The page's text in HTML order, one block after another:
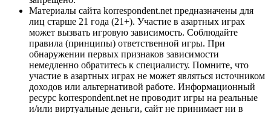
Материалы сайта korrespondent.net предназначены для
лиц старше 21 года (21+). Участие в азартных играх
может вызвать игровую зависимость. Соблюдайте
правила (принципы) ответственной игры. При
обнаружении первых признаков зависимости
немедленно обратитесь к специалисту. Помните, что
участие в азартных играх не может являться источником
доходов или альтернативой работе. Информационный
ресурс korrespondent.net не проводит игры на реальные
и/или виртуальные деньги, сайт не принимает ни в